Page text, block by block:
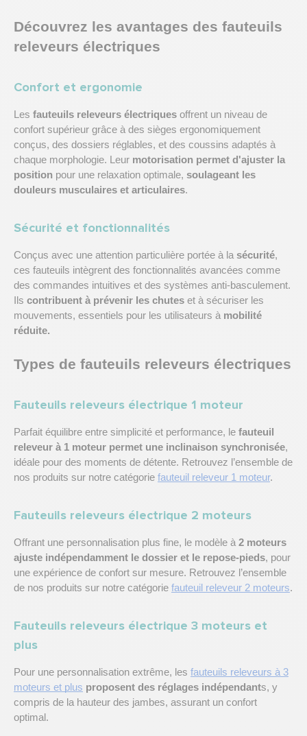
Découvrez les avantages des fauteuils
releveurs électriques
Confort et ergonomie
Les fauteuils releveurs électriques offrent un niveau de
confort supérieur grâce à des sièges ergonomiquement
conçus, des dossiers réglables, et des coussins adaptés à
chaque morphologie. Leur motorisation permet d'ajuster la
position pour une relaxation optimale, soulageant les
douleurs musculaires et articulaires.
Sécurité et fonctionnalités
Conçus avec une attention particulière portée à la sécurité,
ces fauteuils intègrent des fonctionnalités avancées comme
des commandes intuitives et des systèmes anti-basculement.
Ils contribuent à prévenir les chutes et à sécuriser les
mouvements, essentiels pour les utilisateurs à mobilité
réduite.
Types de fauteuils releveurs électriques
Fauteuils releveurs électrique 1 moteur
Parfait équilibre entre simplicité et performance, le fauteuil
releveur à 1 moteur permet une inclinaison synchronisée,
idéale pour des moments de détente. Retrouvez l’ensemble de
nos produits sur notre catégorie fauteuil releveur 1 moteur.
Fauteuils releveurs électrique 2 moteurs
Offrant une personnalisation plus fine, le modèle à 2 moteurs
ajuste indépendamment le dossier et le repose-pieds, pour
une expérience de confort sur mesure. Retrouvez l’ensemble
de nos produits sur notre catégorie fauteuil releveur 2 moteurs.
Fauteuils releveurs électrique 3 moteurs et
plus
Pour une personnalisation extrême, les fauteuils releveurs à 3
moteurs et plus proposent des réglages indépendants, y
compris de la hauteur des jambes, assurant un confort
optimal.